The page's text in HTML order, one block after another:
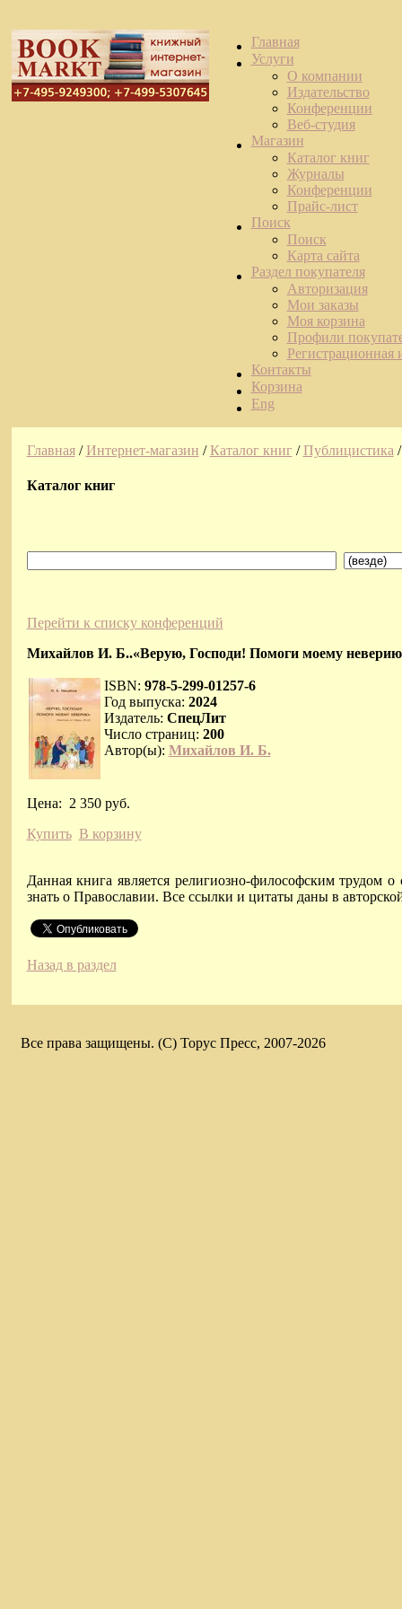
Главная
Услуги
О компании
Издательство
Конференции
Веб-студия
Магазин
Каталог книг
Журналы
Конференции
Прайс-лист
Поиск
Поиск
Карта сайта
Раздел покупателя
Авторизация
Мои заказы
Моя корзина
Профили
Регистрационная
Контакты
Корзина
Eng
Главная/Интернет-магазин /Каталог книг /Публицистика
Каталог книг
Перейти к списку конференций
Михайлов И. Б..«Верую, Господи! Помоги моему
ISBN: 978-5-299-01257-6
Год выпуска: 2024
Издатель: СпецЛит
Число страниц: 200
Автор(ы): Михайлов И. Б.
Цена: 2 350 руб.
Купить В корзину
Данная книга является религиозно-философским трудом
знать о Православии. Все ссылки и цитаты даны в
Назад в раздел
Все права защищены. (C) Торус Пресс, 2007-2026